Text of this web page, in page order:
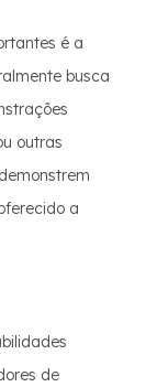
é a
busca
outras
a
de